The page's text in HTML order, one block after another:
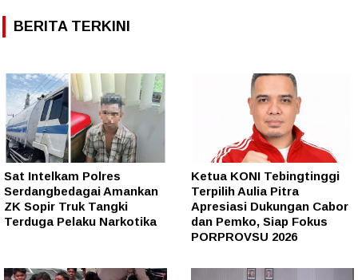
BERITA TERKINI
Sat Intelkam Polres
Serdangbedagai Amankan
ZK Sopir Truk Tangki
Terduga Pelaku Narkotika
Ketua KONI Tebingtinggi
Terpilih Aulia Pitra
Apresiasi Dukungan Cabor
dan Pemko, Siap Fokus
PORPROVSU 2026